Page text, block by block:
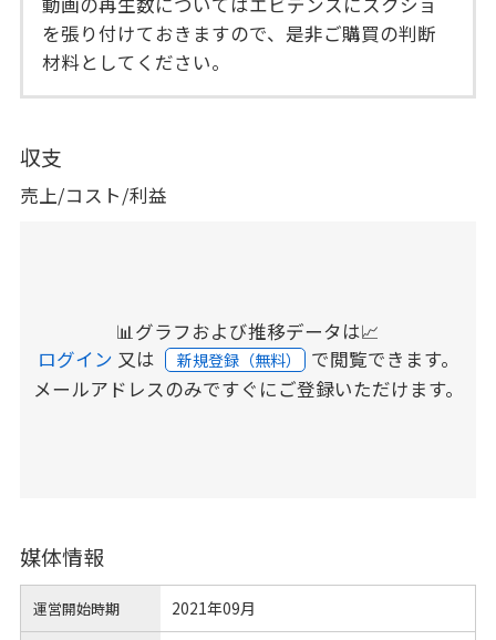
を張り付けておきますので、是非ご購買の判断
材料としてください。
収支
売上/コスト/利益
📊グラフおよび推移データは📈
ログイン 又は 新規登録（無料） で閲覧できます。
メールアドレスのみですぐにご登録いただけます。
媒体情報
運営開始時期 2021年09月